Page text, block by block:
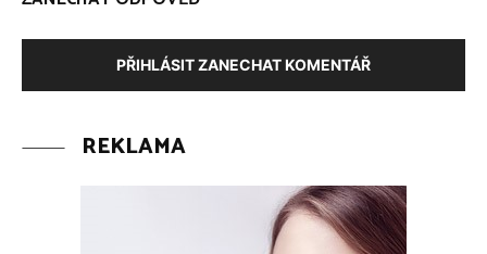
PŘIHLÁSIT ZANECHAT KOMENTÁŘ
REKLAMA